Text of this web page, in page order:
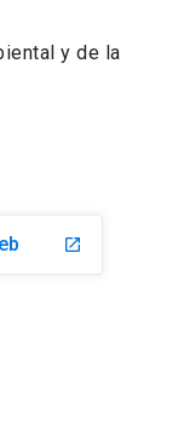
y de la
launch